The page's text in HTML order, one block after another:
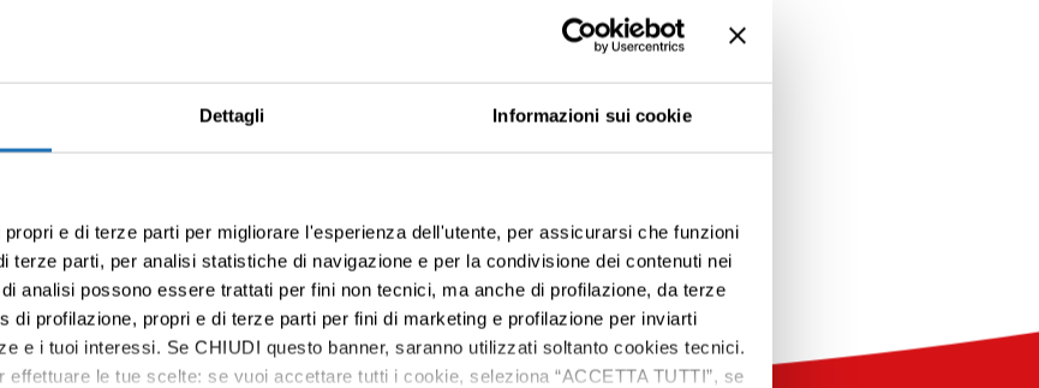
Dettagli Informazioni sui cookie
e di terze parti per migliorare l'esperienza dell'utente, per assicurarsi che funzioni
terze parti, per analisi statistiche di navigazione e per la condivisione dei contenuti nei
analisi possono essere trattati per fini non tecnici, ma anche di profilazione, da terze
di profilazione, propri e di terze parti per fini di marketing e profilazione per inviarti
e i tuoi interessi. Se CHIUDI questo banner, saranno utilizzati soltanto cookies tecnici.
effettuare le tue scelte: se vuoi accettare tutti i cookie, seleziona “ACCETTA TUTTI”, se
Articolo precedente|Articolo successivo
Premi INVIO per cercare o ESC per uscire